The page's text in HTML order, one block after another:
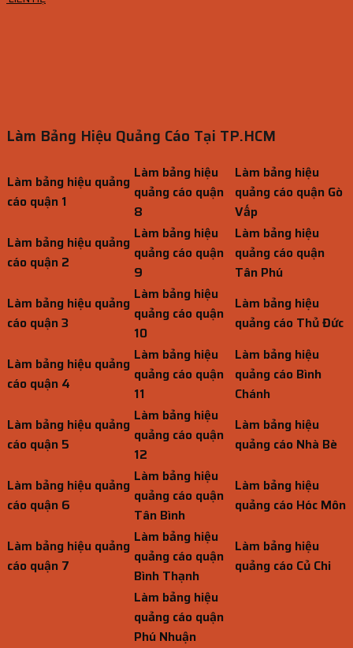
Làm Bảng Hiệu Quảng Cáo Tại TP.HCM
Làm bảng hiệu quảng
cáo quận 1
Làm bảng hiệu
quảng cáo quận
8
Làm bảng hiệu
quảng cáo quận Gò
Vấp
Làm bảng hiệu quảng
cáo quận 2
Làm bảng hiệu
quảng cáo quận
9
Làm bảng hiệu
quảng cáo quận
Tân Phú
Làm bảng hiệu quảng
cáo quận 3
Làm bảng hiệu
quảng cáo quận
10
Làm bảng hiệu
quảng cáo Thủ Đức
Làm bảng hiệu quảng
cáo quận 4
Làm bảng hiệu
quảng cáo quận
11
Làm bảng hiệu
quảng cáo Bình
Chánh
Làm bảng hiệu quảng
cáo quận 5
Làm bảng hiệu
quảng cáo quận
12
Làm bảng hiệu
quảng cáo Nhà Bè
Làm bảng hiệu quảng
cáo quận 6
Làm bảng hiệu
quảng cáo quận
Tân Bình
Làm bảng hiệu
quảng cáo Hóc Môn
Làm bảng hiệu quảng
cáo quận 7
Làm bảng hiệu
quảng cáo quận
Bình Thạnh
Làm bảng hiệu
quảng cáo Củ Chi
Làm bảng hiệu
quảng cáo quận
Phú Nhuận